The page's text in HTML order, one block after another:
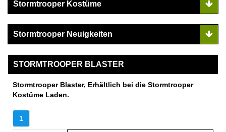
Stormtrooper Kostüme
Stormtrooper Neuigkeiten
STORMTROOPER BLASTER
Stormtrooper Blaster, Erhältlich bei die Stormtrooper
Kostüme Laden.
1